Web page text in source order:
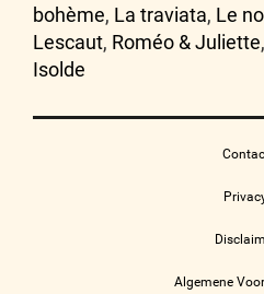
bohème, La traviata, Le
Lescaut, Roméo & Juliette,
Isolde
Algemene